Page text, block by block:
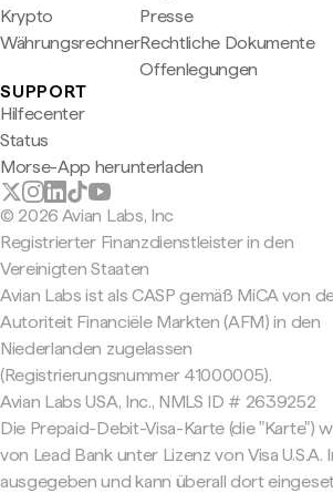
Krypto
Währungsrechner
Presse
Rechtliche Dokumente
Offenlegungen
SUPPORT
Hilfecenter
Status
Morse-App herunterladen
© 2026 Avian Labs, Inc
Registrierter Finanzdienstleister in den
Vereinigten Staaten
Avian Labs ist als CASP gemäß MiCA von
Autoriteit Financiële Markten (AFM) in den
Niederlanden zugelassen
(Registrierungsnummer 41000005).
Avian Labs USA, Inc., NMLS ID # 2639252
Die Prepaid-Debit-Visa-Karte (die "Karte")
von Lead Bank unter Lizenz von Visa U.S.A.
ausgegeben und kann überall dort